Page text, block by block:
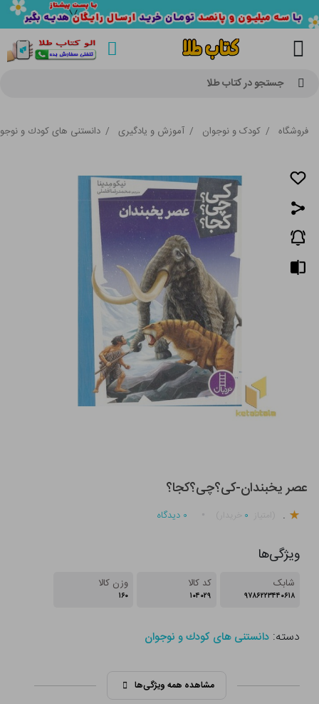
جستجو در کتاب طلا
فروشگاه / کودک و نوجوان / آموزش و یادگیری / دانستنی های كودك و
عصر یخبندان-کی؟چی؟کجا؟
. ۰ ۰ دیدگاه
ویژگی‌ها
شابک
۹۷۸۶۲۲۳۴۴۰۶۱۸
کد کالا
۱۰۴۰۲۹
وزن کالا
۱۶۰
دسته:دانستنی های كودك و نوجوان
مشاهده همه ویژگی‌ها